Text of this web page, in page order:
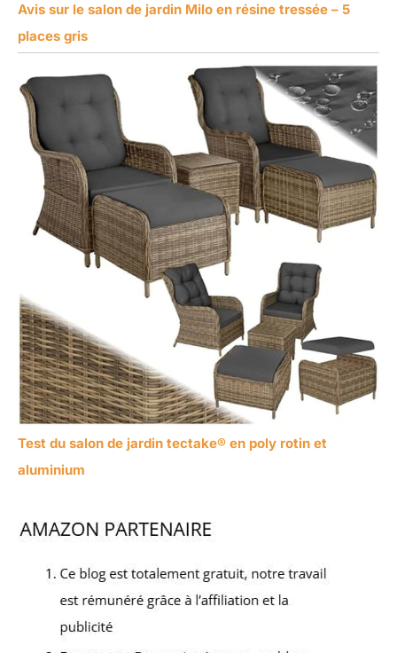
Avis sur le salon de jardin Milo en résine tressée – 5
places gris
Test du salon de jardin tectake® en poly rotin et
aluminium